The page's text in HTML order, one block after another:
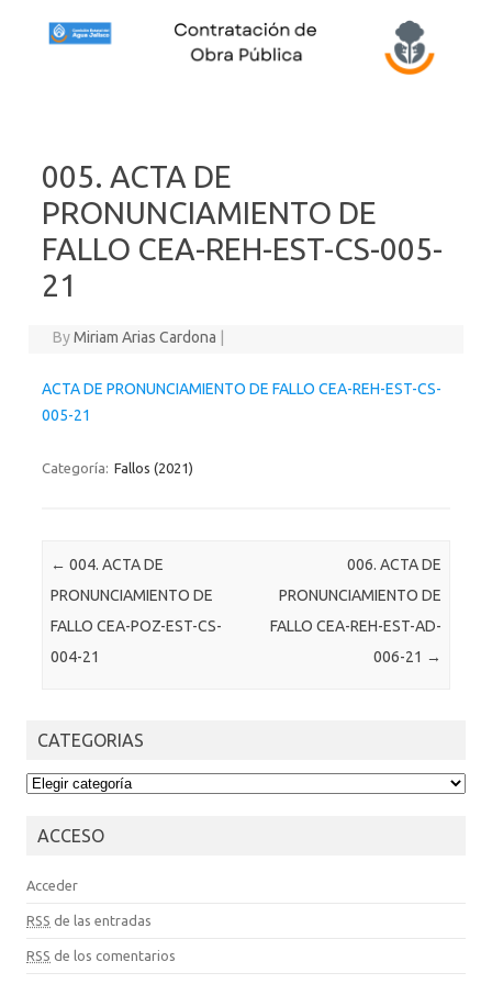
005. ACTA DE
PRONUNCIAMIENTO DE
FALLO CEA-REH-EST-CS-005-
21
ByMiriam Arias Cardona
ACTA DE PRONUNCIAMIENTO DE FALLO CEA-REH-EST-CS-
005-21
Categoría: Fallos (2021)
Post navigation
← 004. ACTA DE
PRONUNCIAMIENTO DE
FALLO CEA-POZ-EST-CS-
004-21
006. ACTA DE
PRONUNCIAMIENTO DE
FALLO CEA-REH-EST-AD-
006-21 →
CATEGORIAS
CATEGORIAS
ACCESO
Acceder
RSS de las entradas
RSS de los comentarios